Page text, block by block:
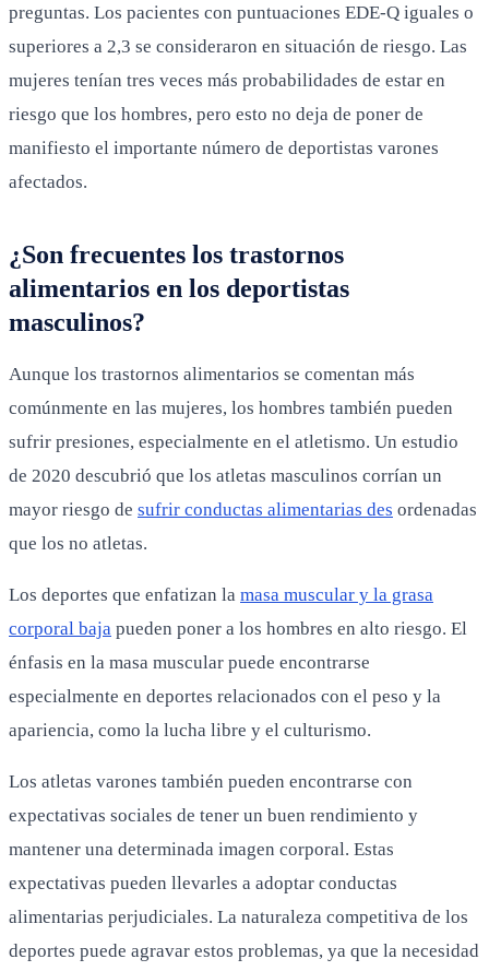
preguntas. Los pacientes con puntuaciones EDE-Q iguales o
superiores a 2,3 se consideraron en situación de riesgo. Las
mujeres tenían tres veces más probabilidades de estar en
riesgo que los hombres, pero esto no deja de poner de
manifiesto el importante número de deportistas varones
afectados.
¿Son frecuentes los trastornos
alimentarios en los deportistas
masculinos?
Aunque los trastornos alimentarios se comentan más
comúnmente en las mujeres, los hombres también pueden
sufrir presiones, especialmente en el atletismo. Un estudio
de 2020 descubrió que los atletas masculinos corrían un
mayor riesgo de sufrir conductas alimentarias des ordenadas
que los no atletas.
Los deportes que enfatizan la masa muscular y la grasa
corporal baja pueden poner a los hombres en alto riesgo. El
énfasis en la masa muscular puede encontrarse
especialmente en deportes relacionados con el peso y la
apariencia, como la lucha libre y el culturismo.
Los atletas varones también pueden encontrarse con
expectativas sociales de tener un buen rendimiento y
mantener una determinada imagen corporal. Estas
expectativas pueden llevarles a adoptar conductas
alimentarias perjudiciales. La naturaleza competitiva de los
deportes puede agravar estos problemas, ya que la necesidad